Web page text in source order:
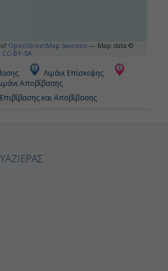
(Μαρόκκο)
08:00
22:00
ΕΝ ΠΛΩ
OpenStreetMap Sweden — Map data ©
CC-BY-SA
Λιμάνι Επίσκεψης
Αποβίβασης
Επιβίβασης και Αποβίβασης